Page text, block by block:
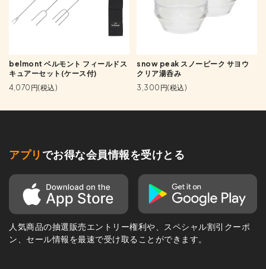
belmont ベルモント フィールドス
キュアーセット(ケース付)
4,070円(税込)
snow peak スノーピーク サヨウ
クリア湯呑み
3,300円(税込)
アプリ でお得な会員情報を受けとる
人気商品の抽選販売エントリー権利や、スペシャル割引クーポ
ン、セール情報を最速で受け取ることができます。